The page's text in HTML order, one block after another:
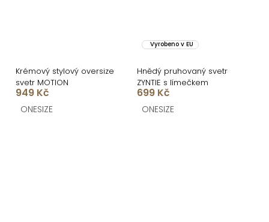
Krémový stylový oversize
svetr MOTION
949 Kč
ONESIZE
Vyrobeno v EU
Hnědý pruhovaný svetr
ZYNTIE s límečkem
699 Kč
ONESIZE